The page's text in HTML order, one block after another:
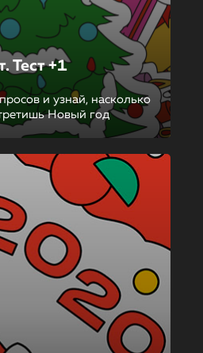
Тест +1
и узнай, насколько
Новый год